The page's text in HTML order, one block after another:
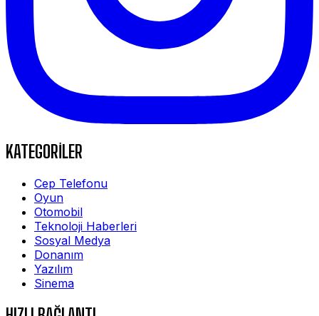
KATEGORİLER
Cep Telefonu
Oyun
Otomobil
Teknoloji Haberleri
Sosyal Medya
Donanım
Yazılım
Sinema